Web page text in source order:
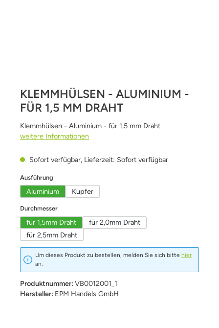
KLEMMHÜLSEN - ALUMINIUM -
FÜR 1,5 MM DRAHT
Klemmhülsen - Aluminium - für 1,5 mm Draht
weitere Informationen
Sofort verfügbar, Lieferzeit: Sofort verfügbar
Ausführung
Aluminium Kupfer
Durchmesserauswählen
für 1,5mm Draht
für 2,0mm Draht
für 2,5mm Draht
Um dieses Produkt zu bestellen, melden Sie sich bitte hier
an.
Produktnummer: VB0012001_1
Hersteller: EPM Handels GmbH